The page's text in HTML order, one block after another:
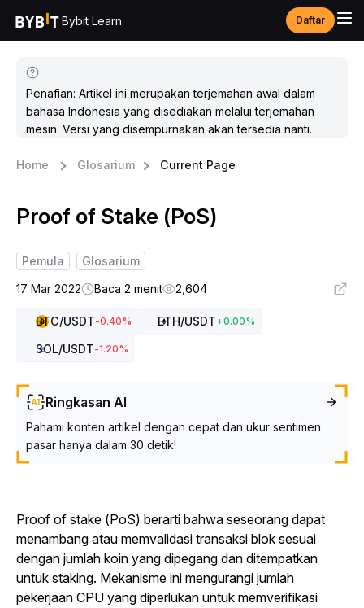
Bybit Learn Daftar
Penafian: Artikel ini merupakan terjemahan awal dalam
bahasa Indonesia yang disediakan melalui terjemahan
mesin. Versi yang disempurnakan akan tersedia nanti.
Home Glosarium Current Page
Proof of Stake (PoS)
Pemula
Glosarium
17 Mar 2022
Baca 2 menit 2,604
BTC/USDT-0.40% ETH/USDT+0.00%
SOL/USDT-1.20%
Ringkasan AI
Pahami konten artikel dengan cepat dan ukur sentimen
pasar hanya dalam 30 detik!
Proof of stake (PoS) berarti bahwa seseorang dapat
menambang atau memvalidasi transaksi blok sesuai
dengan jumlah koin yang dipegang dan ditempatkan
untuk staking. Mekanisme ini mengurangi jumlah
pekerjaan CPU yang diperlukan untuk memverifikasi